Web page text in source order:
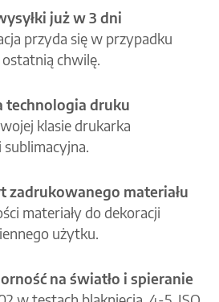
już w 3 dni
przyda się w przypadku
chwilę.
technologia druku
klasie drukarka
zadrukowanego materiału
materiały do dekoracji
użytku.
na światło i spieranie